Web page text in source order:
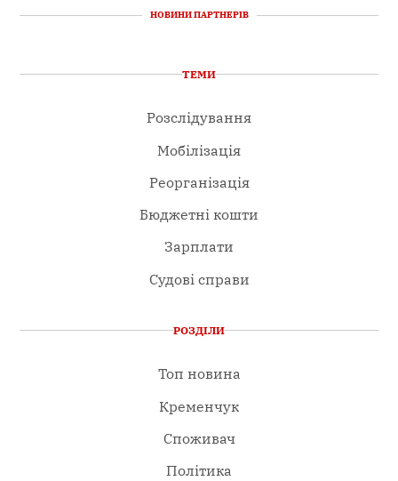
НОВИНИ ПАРТНЕРІВ
ТЕМИ
Розслідування
Мобілізація
Реорганізація
Бюджетні кошти
Зарплати
Судові справи
РОЗДІЛИ
Топ новина
Кременчук
Споживач
Політика